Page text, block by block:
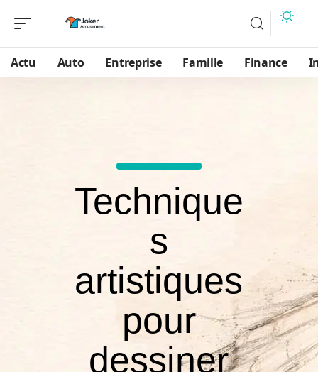
Actu Auto Entreprise Famille Finance
Technique
s
artistiques
pour
dessiner